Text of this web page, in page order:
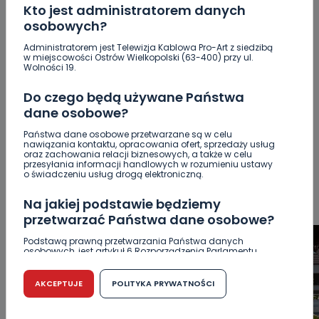
Kto jest administratorem danych
osobowych?
Administratorem jest Telewizja Kablowa Pro-Art z siedzibą
w miejscowości Ostrów Wielkopolski (63-400) przy ul.
Wolności 19.
Do czego będą używane Państwa
dane osobowe?
Państwa dane osobowe przetwarzane są w celu
nawiązania kontaktu, opracowania ofert, sprzedaży usług
oraz zachowania relacji biznesowych, a także w celu
przesyłania informacji handlowych w rozumieniu ustawy
o świadczeniu usług drogą elektroniczną.
Na jakiej podstawie będziemy
przetwarzać Państwa dane osobowe?
Podstawą prawną przetwarzania Państwa danych
osobowych, jest artykuł 6 Rozporządzenia Parlamentu
r. w sprawie ochrony osób fizycznych w związku z
przetwarzaniem danych osobowych w sprawie
swobodnego przepływu takich danych oraz uchylenia
dyrektywy 95/46/WE (RODO).
AKCEPTUJE POLITYKA PRYWATNOŚCI
POPULARNE
WSZYSTKIE BEZPIECZEŃSTWO
CIEKAWOSTKI
EDUKACJA
GOSPODARKA I FINANSE
KORONAWIRUS
KULTURA I ROZRYWKA LUDZIE
SYGNALE
OPINIE POLITYKA RELIGIA
SAMORZĄD
ŚRODOWISKO
WASZE INFO
WSZYSTKICH ŚWIĘTYCH